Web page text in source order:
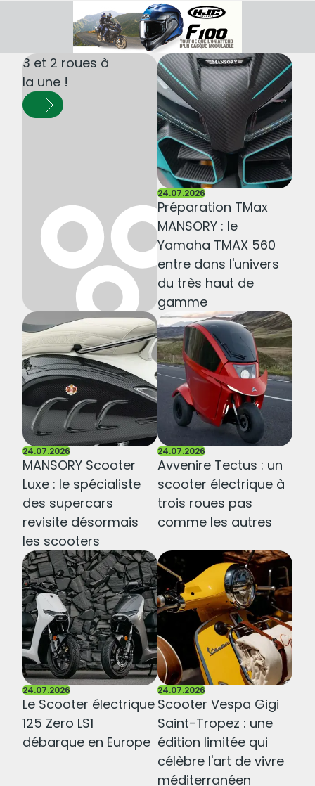
Thermiques & ÉlectriquesScooters
3 roues
24.07.2026
Préparation TMax
MANSORY : le
Yamaha TMAX 560
entre dans l'univers
du très haut de
gamme
24.07.2026
MANSORY Scooter
Luxe : le spécialiste
des supercars
revisite désormais
les scooters
24.07.2026
Avvenire Tectus : un
scooter électrique à
trois roues pas
comme les autres